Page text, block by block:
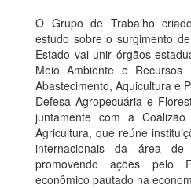
O Grupo de Trabalho
estudo sobre o surgimento
Estado vai unir órgãos
Meio Ambiente e
Abastecimento, Aquicultura e
Defesa Agropecuária e
juntamente com a
Agricultura, que reúne
internacionais da área
promovendo ações pelo
econômico pautado na